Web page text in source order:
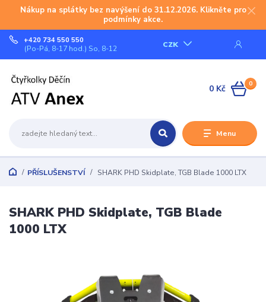
Nákup na splátky bez navýšení do 31.12.2026. Klikněte pro
podmínky akce.
Menu
CZK
+420 734 550 550
(Po-Pá, 8-17 hod.) So, 8-12
0
0 Kč
PŘÍSLUŠENSTVÍ SHARK PHD Skidplate, TGB Blade 1000 LTX
SHARK PHD Skidplate, TGB Blade
1000 LTX